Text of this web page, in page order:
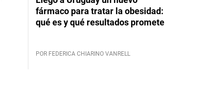
fármaco para tratar la obesidad:
qué es y qué resultados promete
POR FEDERICA CHIARINO VANRELL